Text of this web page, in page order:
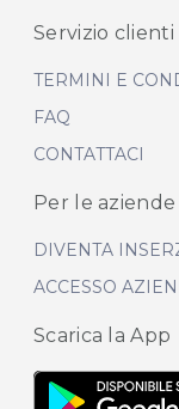
Servizio clienti
TERMINI E
FAQ
CONTATTACI
Per le aziende
DIVENTA
ACCESSO
Scarica la App